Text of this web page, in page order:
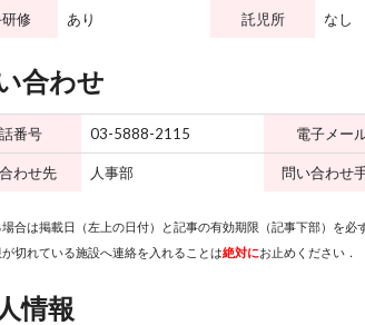
修 あり 託児所 なし
合わせ
番号 03-5888-2115 電子メー
わせ先 人事部 問い合わせ
合は掲載日（左上の日付）と記事の有効期限（記事下部）を必
切れている施設へ連絡を入れることは絶対にお止めください．
情報